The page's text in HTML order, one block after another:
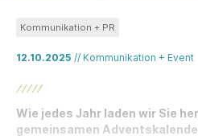
12.10.2025 // Kommunikation + Event
Kommunikation + PR
Wie jedes Jahr laden wir Sie
gemeinsamen